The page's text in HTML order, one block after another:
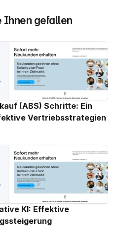
Ihnen gefallen
(ABS) Schritte: Ein
Vertriebsstrategien
KI: Effektive